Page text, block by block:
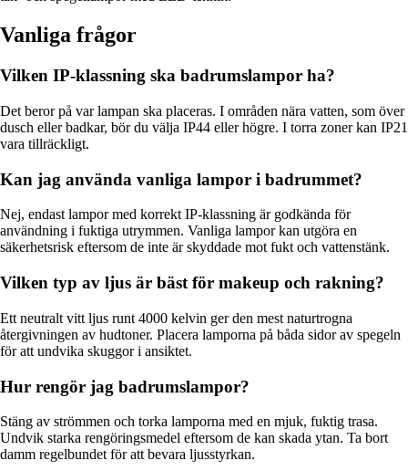
Vanliga frågor
Vilken IP-klassning ska badrumslampor ha?
Det beror på var lampan ska placeras. I områden nära vatten, som över
dusch eller badkar, bör du välja IP44 eller högre. I torra zoner kan IP21
vara tillräckligt.
Kan jag använda vanliga lampor i badrummet?
Nej, endast lampor med korrekt IP-klassning är godkända för
användning i fuktiga utrymmen. Vanliga lampor kan utgöra en
säkerhetsrisk eftersom de inte är skyddade mot fukt och vattenstänk.
Vilken typ av ljus är bäst för makeup och rakning?
Ett neutralt vitt ljus runt 4000 kelvin ger den mest naturtrogna
återgivningen av hudtoner. Placera lamporna på båda sidor av spegeln
för att undvika skuggor i ansiktet.
Hur rengör jag badrumslampor?
Stäng av strömmen och torka lamporna med en mjuk, fuktig trasa.
Undvik starka rengöringsmedel eftersom de kan skada ytan. Ta bort
damm regelbundet för att bevara ljusstyrkan.